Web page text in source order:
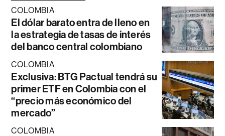
COLOMBIA
El dólar barato entra de lleno en
la estrategia de tasas de interés
del banco central colombiano
COLOMBIA
Exclusiva: BTG Pactual tendrá su
primer ETF en Colombia con el
“precio más económico del
mercado”
COLOMBIA